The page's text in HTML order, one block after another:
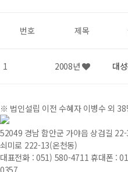
번호 제목
1 2008년 대
※ 법인설립 이전 수혜자 이병수 외 38
52049 경남 함안군 가야읍 상검길
쇠미로 222-13(온천동)
대표전화 : 051) 580-4711휴대폰 :
0357